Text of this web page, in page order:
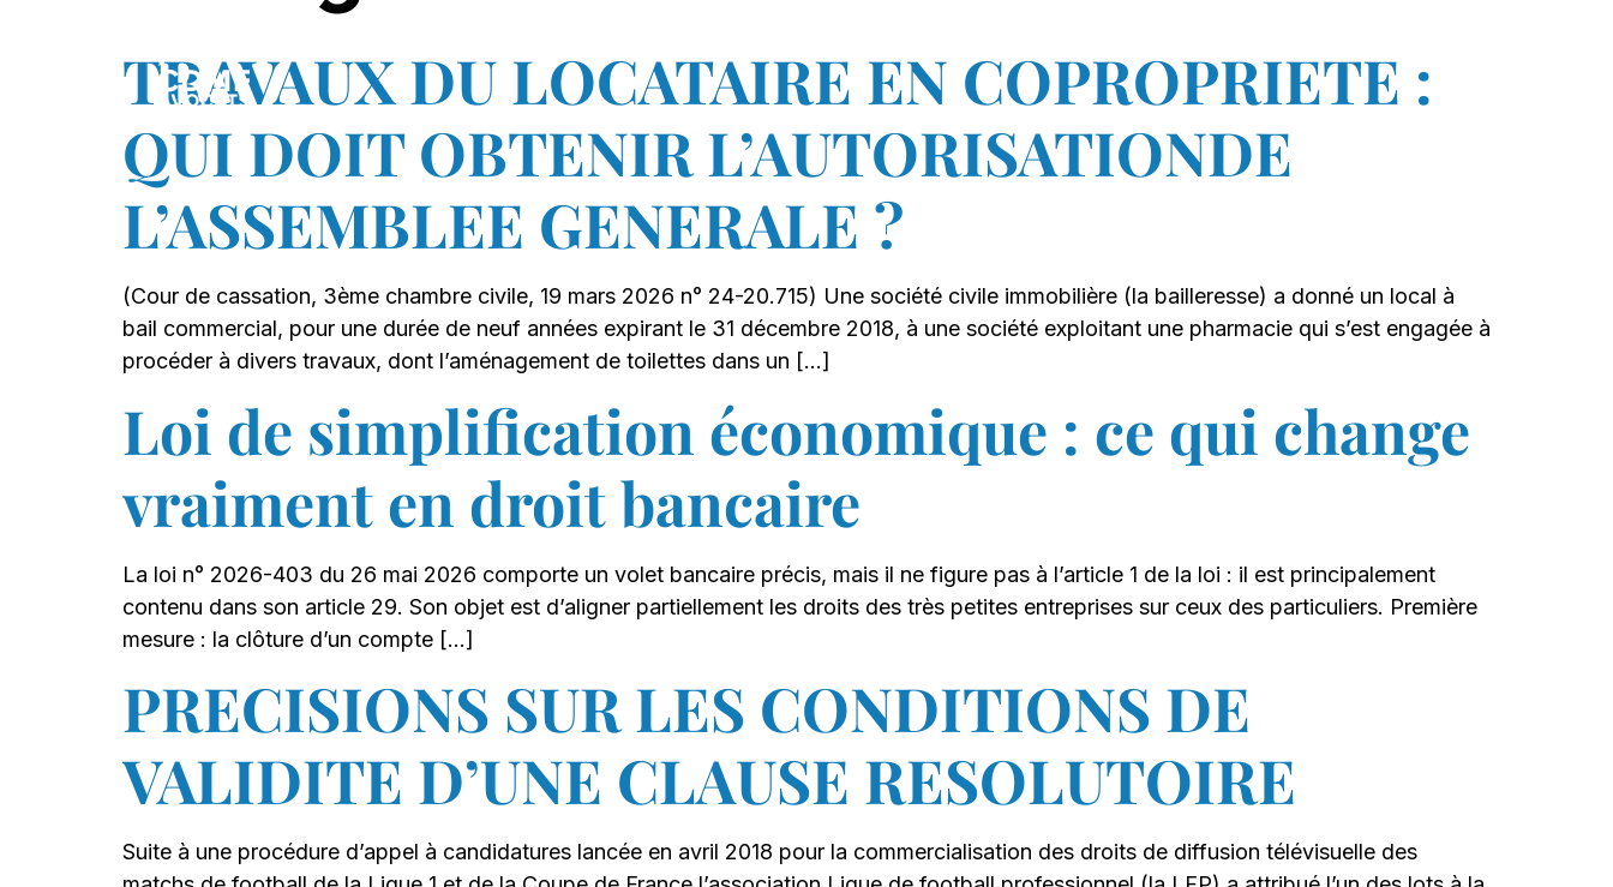
TRAVAUX DU LOCATAIRE EN COPROPRIETE :
QUI DOIT OBTENIR L’AUTORISATIONDE
L’ASSEMBLEE GENERALE ?
(Cour de cassation, 3ème chambre civile, 19 mars 2026 n° 24-20.715) Une société civile immobilière (la bailleresse) a donné un local à
bail commercial, pour une durée de neuf années expirant le 31 décembre 2018, à une société exploitant une pharmacie qui s’est engagée à
procéder à divers travaux, dont l’aménagement de toilettes dans un […]
Loi de simplification économique : ce qui change
vraiment en droit bancaire
La loi n° 2026-403 du 26 mai 2026 comporte un volet bancaire précis, mais il ne figure pas à l’article 1 de la loi : il est principalement
contenu dans son article 29. Son objet est d’aligner partiellement les droits des très petites entreprises sur ceux des particuliers. Première
mesure : la clôture d’un compte […]
PRECISIONS SUR LES CONDITIONS DE
VALIDITE D’UNE CLAUSE RESOLUTOIRE
Suite à une procédure d’appel à candidatures lancée en avril 2018 pour la commercialisation des droits de diffusion télévisuelle des